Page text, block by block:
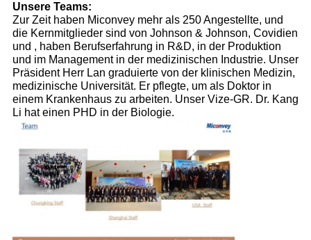
Unsere Teams:
Zur Zeit haben Miconvey mehr als 250 Angestellte, und
die Kernmitglieder sind von Johnson & Johnson, Covidien
und , haben Berufserfahrung in R&D, in der Produktion
und im Management in der medizinischen Industrie. Unser
Präsident Herr Lan graduierte von der klinischen Medizin,
medizinische Universität. Er pflegte, um als Doktor in
einem Krankenhaus zu arbeiten. Unser Vize-GR. Dr. Kang
Li hat einen PHD in der Biologie.